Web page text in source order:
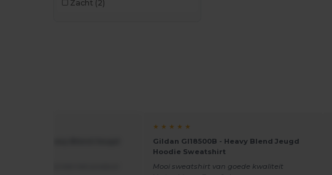
Zacht (2)
★ ★ ★ ★ ★
Gildan GI18500B - Heavy Blend Jeugd
Hoodie Sweatshirt
Mooi sweatshirt van goede kwaliteit